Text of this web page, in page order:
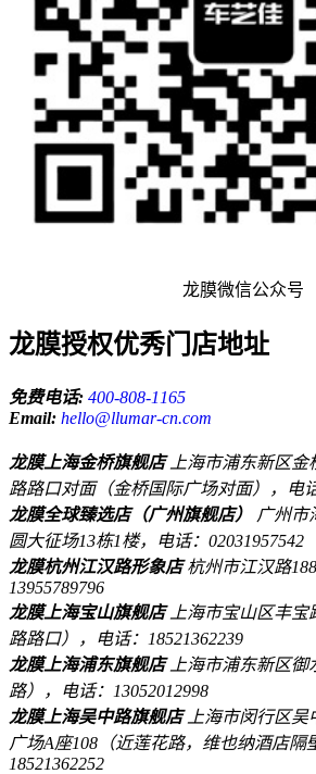
龙膜微信公众号
龙膜授权优秀门店地址
免费电话: 400-808-1165
Email: hello@llumar-cn.com
龙膜上海金桥旗舰店 上海市浦东新区
路路口对面（金桥国际广场对面），电
龙膜全球臻选店（广州旗舰店）
广州市
圆大征场13栋1楼，电话：02031957542
龙膜杭州江汉路形象店杭州市江汉路
13955789796
龙膜上海宝山旗舰店 上海市宝山区丰
路路口），电话：18521362239
龙膜上海浦东旗舰店 上海市浦东新区
路），电话：13052012998
龙膜上海吴中路旗舰店 上海市闵行区
广场A座108（近莲花路，维也纳酒店隔
18521362252